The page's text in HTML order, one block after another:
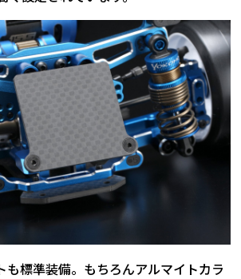
も標準装備。もちろんアルマイトカラ